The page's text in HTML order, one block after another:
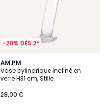
-20% DÈS 2*
AM.PM
Vase cylindrique incliné en
verre H31 cm, Stille
29,00 €